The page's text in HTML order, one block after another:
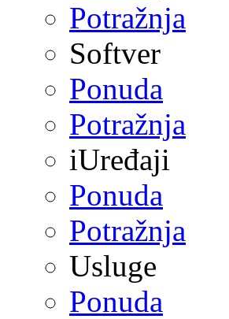
Potražnja
Softver
Ponuda
Potražnja
iUređaji
Ponuda
Potražnja
Usluge
Ponuda